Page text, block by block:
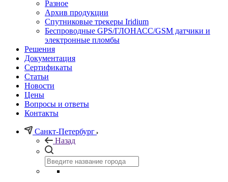
Разное
Архив продукции
Спутниковые трекеры Iridium
Беспроводные GPS/ГЛОНАСС/GSM датчики и
электронные пломбы
Решения
Документация
Сертификаты
Статьи
Новости
Цены
Вопросы и ответы
Контакты
Санкт-Петербург
Назад